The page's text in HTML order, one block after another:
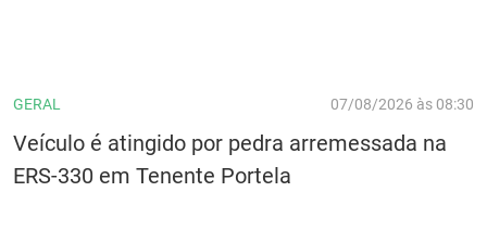
GERAL 07/08/2026 às 08:30
Veículo é atingido por pedra arremessada na
ERS-330 em Tenente Portela